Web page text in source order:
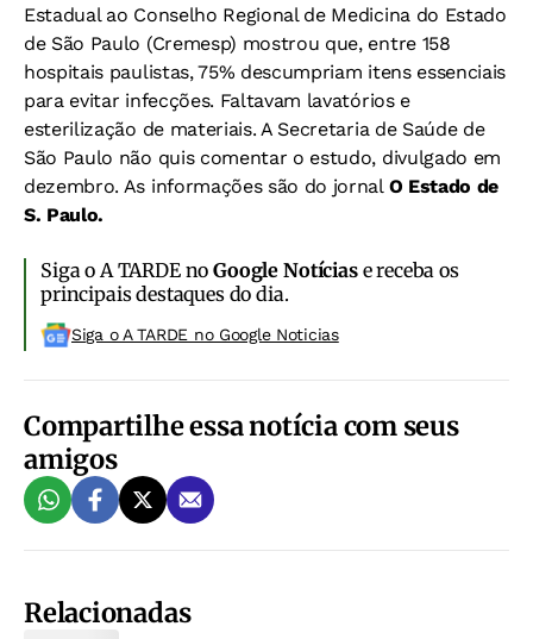
Estadual ao Conselho Regional de Medicina do Estado
de São Paulo (Cremesp) mostrou que, entre 158
hospitais paulistas, 75% descumpriam itens essenciais
para evitar infecções. Faltavam lavatórios e
esterilização de materiais. A Secretaria de Saúde de
São Paulo não quis comentar o estudo, divulgado em
dezembro. As informações são do jornal O Estado de
S. Paulo.
Siga o A TARDE noGoogle Notíciase receba os
principais destaques do dia.
Siga o A TARDE no Google Noticias
Compartilhe essa notícia com seus
amigos
Relacionadas